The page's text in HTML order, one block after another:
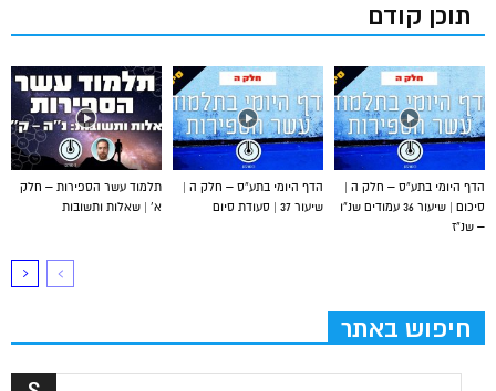
תוכן קודם
תלמוד עשר הספירות – חלק
א’ | שאלות ותשובות
הדף היומי בתע”ס – חלק ה |
שיעור 37 | סעודת סיום
הדף היומי בתע”ס – חלק ה |
סיכום | שיעור 36 עמודים שנ”ו
– שנ”ז
חיפוש באתר